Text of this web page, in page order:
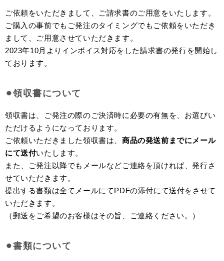
ご依頼をいただきまして、ご請求書のご用意をいたします。
ご購入の事前でもご発注のタイミングでもご依頼をいただき
まして、ご用意させていただきます。
2023年10月よりインボイス対応をした請求書の発行を開始し
ております。
⚫︎領収書について
領収書は、ご発注の際のご決済時に必要の有無を、お選びい
ただけるようになっております。
ご依頼いただきました領収書は、 商品の発送前までにメール
にて送付いたします。
また、ご発注以降でもメールなどご連絡を頂ければ、発行さ
せていただきます。
提出する書類は全てメールにてPDFの添付にて送付をさせて
いただきます。
（郵送をご希望のお客様はその旨、ご連絡ください。）
⚫︎書類について